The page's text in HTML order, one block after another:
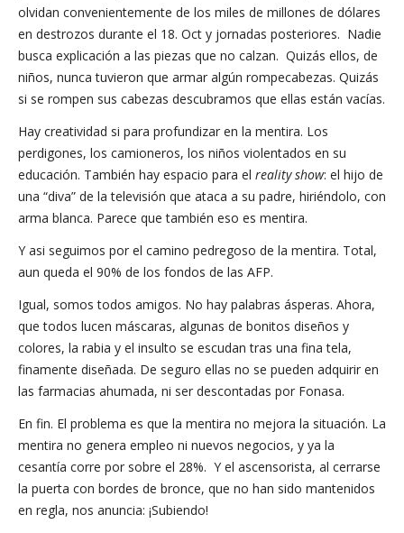
olvidan convenientemente de los miles de millones de dólares
en destrozos durante el 18. Oct y jornadas posteriores. Nadie
busca explicación a las piezas que no calzan. Quizás ellos, de
niños, nunca tuvieron que armar algún rompecabezas. Quizás
si se rompen sus cabezas descubramos que ellas están vacías.
Hay creatividad si para profundizar en la mentira. Los
perdigones, los camioneros, los niños violentados en su
educación. También hay espacio para el reality show: el hijo de
una “diva” de la televisión que ataca a su padre, hiriéndolo, con
arma blanca. Parece que también eso es mentira.
Y asi seguimos por el camino pedregoso de la mentira. Total,
aun queda el 90% de los fondos de las AFP.
Igual, somos todos amigos. No hay palabras ásperas. Ahora,
que todos lucen máscaras, algunas de bonitos diseños y
colores, la rabia y el insulto se escudan tras una fina tela,
finamente diseñada. De seguro ellas no se pueden adquirir en
las farmacias ahumada, ni ser descontadas por Fonasa.
En fin. El problema es que la mentira no mejora la situación. La
mentira no genera empleo ni nuevos negocios, y ya la
cesantía corre por sobre el 28%. Y el ascensorista, al cerrarse
la puerta con bordes de bronce, que no han sido mantenidos
en regla, nos anuncia: ¡Subiendo!